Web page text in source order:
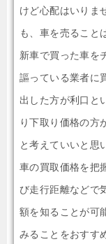
けど心配はいりま
も、車を売ること
新車で買った車を
謳っている業者に
出した方が利口と
り下取り価格の方
と考えていいと思
車の買取価格を把
び走行距離などで
額を知ることが可
みることをおすす